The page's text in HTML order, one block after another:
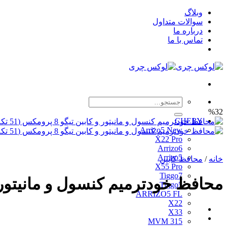
Skip
content
وبلاگ
سوالات متداول
درباره ما
تماس با ما
جستجو
CHERY
Arrizo5 New
X22 Pro
Arrizo6
Arrizo5
X55 Pro
Tiggo7
Tiggo5
ARRIZO5 FL
X22
X33
MVM 315
%32
خانه / محافظ کابین
محافظ خودترمیم کنسول و مانیتور و کابین تیگو 8 پرومکس (51